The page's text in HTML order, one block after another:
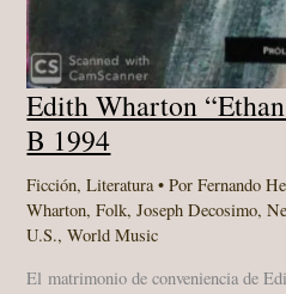
Edith Wharton
B 1994
Ficción,Literatura • PorFernando
Wharton,Folk,Joseph Decosimo,
U.S.,World Music
El matrimonio de conveniencia de